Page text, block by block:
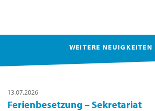
WEITERE NEUIGKEITEN
13.07.2026
Ferienbesetzung – Sekretariat